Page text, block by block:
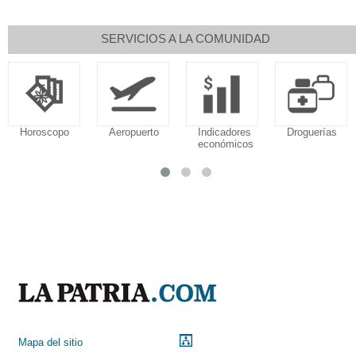
SERVICIOS A LA COMUNIDAD
Horoscopo Aeropuerto
Indicadores
económicos
Droguerías
Mapa del sitio